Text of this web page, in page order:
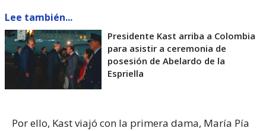
Lee también...
Presidente Kast arriba a Colombia
para asistir a ceremonia de
posesión de Abelardo de la
Espriella
Por ello, Kast viajó con la primera dama, María Pía